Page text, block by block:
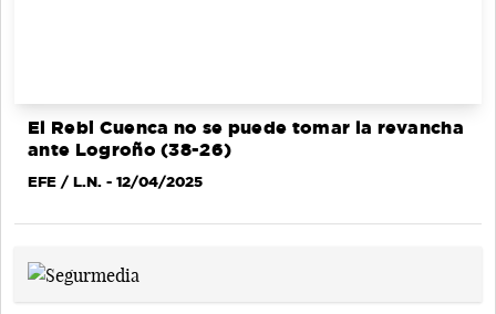
El Rebi Cuenca no se puede tomar la revancha
ante Logroño (38-26)
EFE / L.N. - 12/04/2025